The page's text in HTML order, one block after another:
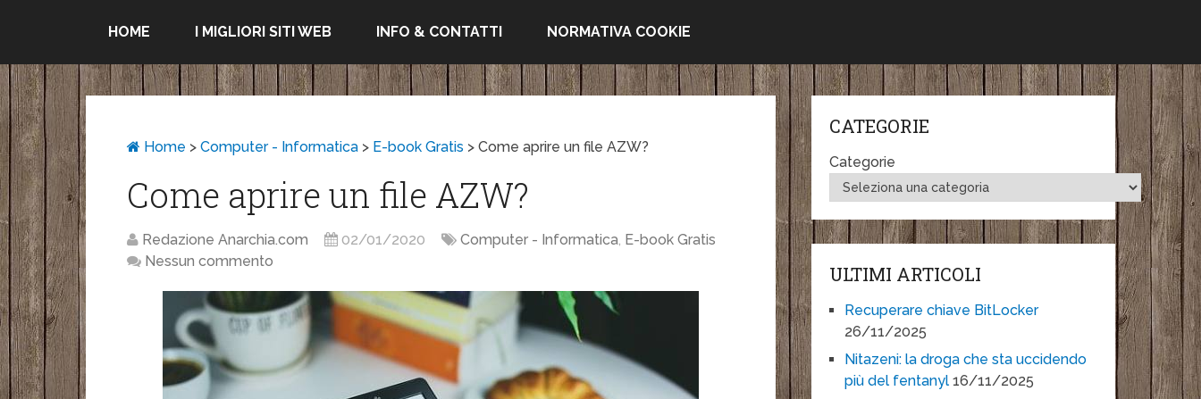
HOME I MIGLIORI SITI WEB INFO & CONTATTI NORMATIVA COOKIE
Home >Computer - Informatica > E-book Gratis >Come aprire un file AZW?
Come aprire un file AZW?
Redazione Anarchia.com 02/01/2020 Computer - Informatica, E-book Gratis
Nessun commento
CATEGORIE
Categorie
ULTIMI ARTICOLI
Recuperare chiave BitLocker
26/11/2025
Nitazeni: la droga che sta uccidendo
più del fentanyl 16/11/2025